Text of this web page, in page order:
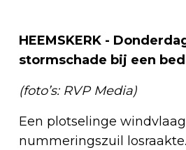
HEEMSKERK -
stormschade bij een
(foto’s: RVP Media)
Een plotselinge
nummeringszuil